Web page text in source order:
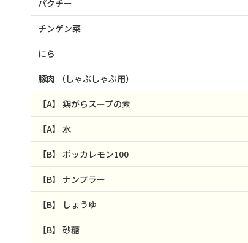
パクチー
チンゲン菜
にら
豚肉 （しゃぶしゃぶ用）
【A】 鶏がらスープの素
【A】 水
【B】 ポッカレモン100
【B】 ナンプラー
【B】 しょうゆ
【B】 砂糖